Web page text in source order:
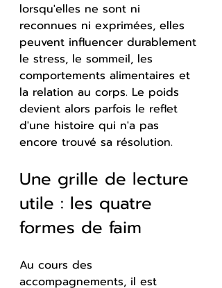
lorsqu'elles ne sont ni
reconnues ni exprimées, elles
peuvent influencer durablement
le stress, le sommeil, les
comportements alimentaires et
la relation au corps. Le poids
devient alors parfois le reflet
d'une histoire qui n'a pas
encore trouvé sa résolution.
Une grille de lecture
utile : les quatre
formes de faim
Au cours des
accompagnements, il est